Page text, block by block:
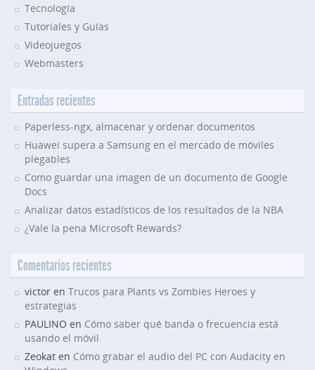
Tecnología
Tutoriales y Guías
Videojuegos
Webmasters
Entradas recientes
Paperless-ngx, almacenar y ordenar documentos
Huawei supera a Samsung en el mercado de móviles
plegables
Como guardar una imagen de un documento de Google
Docs
Analizar datos estadísticos de los resultados de la NBA
¿Vale la pena Microsoft Rewards?
Comentarios recientes
victor en Trucos para Plants vs Zombies Heroes y
estrategias
PAULINO en Cómo saber qué banda o frecuencia está
usando el móvil
Zeokat en Cómo grabar el audio del PC con Audacity en